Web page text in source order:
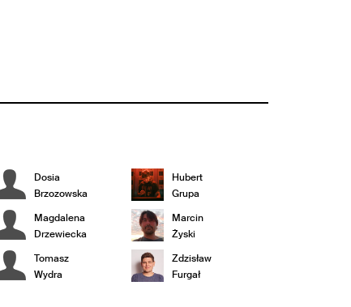
Dosia
Brzozowska
Hubert
Grupa
Magdalena
Drzewiecka
Marcin
Żyski
Tomasz
Wydra
Zdzisław
Furgał